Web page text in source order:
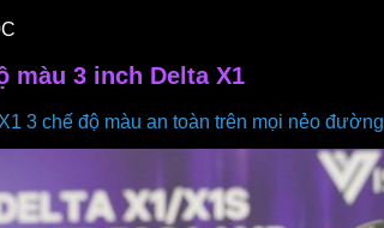
màu 3 inch Delta X1
3 chế độ màu an toàn trên mọi nẻo đường